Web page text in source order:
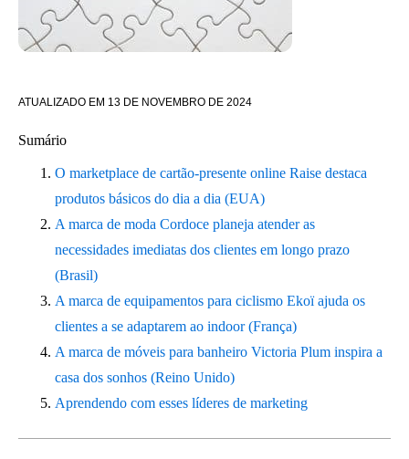
ATUALIZADO EM 13 DE NOVEMBRO DE 2024
Sumário
O marketplace de cartão-presente online Raise destaca
produtos básicos do dia a dia (EUA)
A marca de moda Cordoce planeja atender as
necessidades imediatas dos clientes em longo prazo
(Brasil)
A marca de equipamentos para ciclismo Ekoï ajuda os
clientes a se adaptarem ao indoor (França)
A marca de móveis para banheiro Victoria Plum inspira a
casa dos sonhos (Reino Unido)
Aprendendo com esses líderes de marketing